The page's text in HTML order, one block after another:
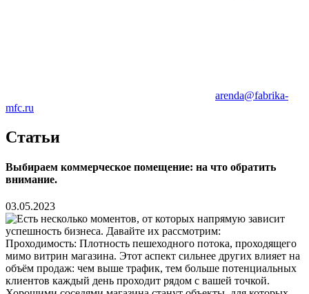
arenda@fabrika-
mfc.ru
Статьи
Выбираем коммерческое помещение: на что обратить
внимание.
03.05.2023